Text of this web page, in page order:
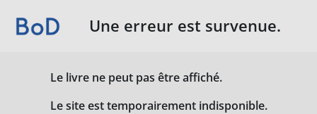
Une erreur est survenue.
Le livre ne peut pas être affiché.
Le site est temporairement indisponible.